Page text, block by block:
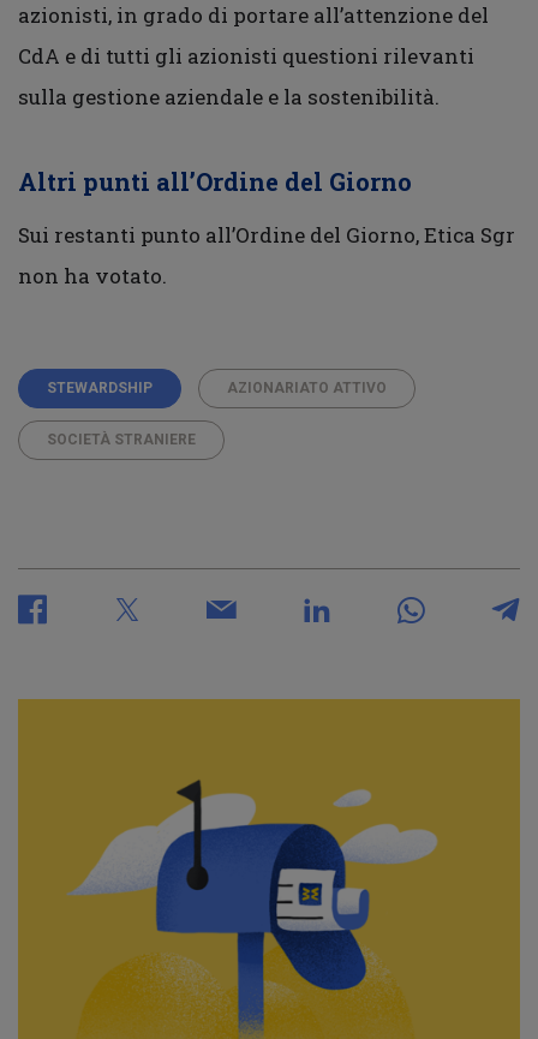
azionisti, in grado di portare all’attenzione del
CdA e di tutti gli azionisti questioni rilevanti
sulla gestione aziendale e la sostenibilità.
Altri punti all’Ordine del Giorno
Sui restanti punto all’Ordine del Giorno, Etica Sgr
non ha votato.
STEWARDSHIP AZIONARIATO ATTIVO
SOCIETÀ STRANIERE